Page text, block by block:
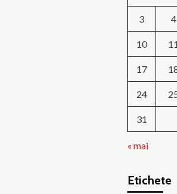
3 4
10 11
17
24
31
« mai
Etichete